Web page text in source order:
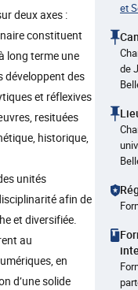
deux axes :
constituent
long terme une
développent des
et réflexives
resituées
historique,
unités
afin de
et diversifiée.
au
en
d’une solide
et
de